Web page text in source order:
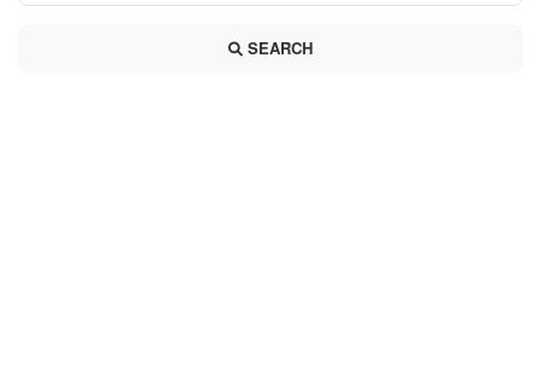
SEARCH